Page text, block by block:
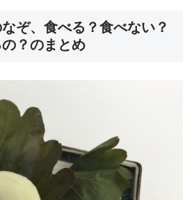
ぞ、食べる？食べない？
？のまとめ